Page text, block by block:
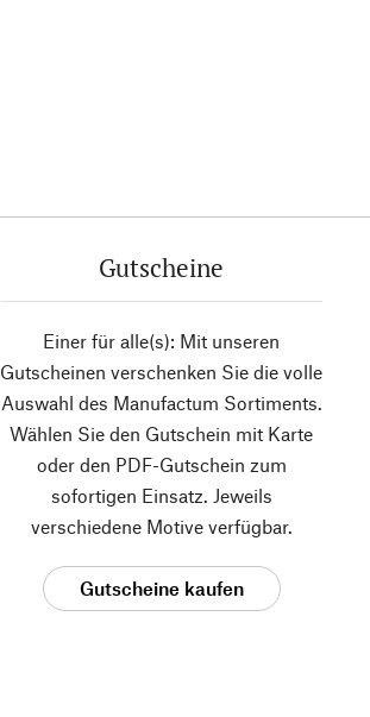
Gutscheine
Einer für alle(s): Mit unseren
Gutscheinen verschenken Sie die volle
Auswahl des Manufactum Sortiments.
Wählen Sie den Gutschein mit Karte
oder den PDF-Gutschein zum
sofortigen Einsatz. Jeweils
verschiedene Motive verfügbar.
Gutscheine kaufen